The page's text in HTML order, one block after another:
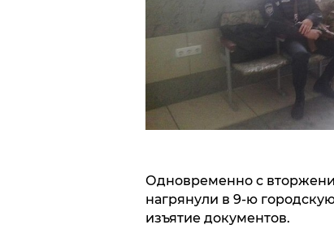
Одновременно с
нагрянули в 9-ю
изъятие документов.